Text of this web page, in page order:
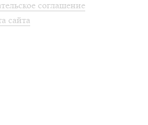
соглашение
сайта